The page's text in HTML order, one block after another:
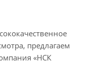
предлагаем
«НСК